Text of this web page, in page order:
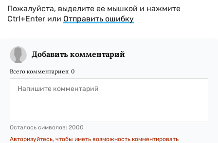
Пожалуйста, выделите ее мышкой и нажмите
Ctrl+Enter или Отправить ошибку
Добавить комментарий
Всего комментариев: 0
Осталось символов: 2000
Авторизуйтесь, чтобы иметь возможность комментировать